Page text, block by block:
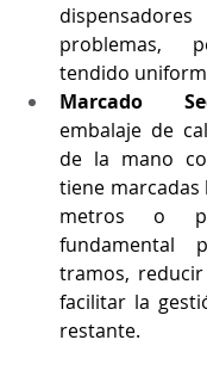
problemas,
tendido
Marcado
embalaje de
de la mano
tiene marcadas
metros o
fundamental
tramos,
facilitar la
restante.